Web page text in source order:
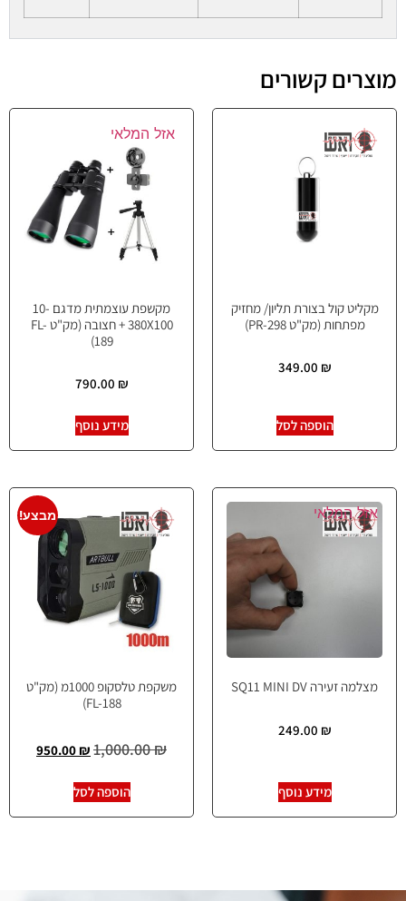
מוצרים קשורים
מקליט קול בצורת תליון/ מחזיק
מפתחות (מק"ט PR-298)
349.00 ₪
הוספה לסל
אזל המלאי
מקשפת עוצמתית מדגם 10-
380X100 + חצובה (מק"ט FL-
189)
790.00 ₪
מידע נוסף
אזל המלאי
מצלמה זעירה SQ11 MINI DV
249.00 ₪
מידע נוסף
מבצע!
משקפת טלסקופ 1000מ (מק"ט
FL-188)
1,000.00₪
950.00₪
הוספה לסל